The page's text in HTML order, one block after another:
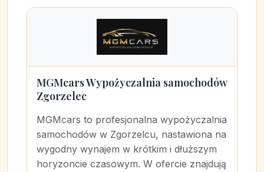
MGMcars Wypożyczalnia samochodów
Zgorzelec
MGMcars to profesjonalna wypożyczalnia
samochodów w Zgorzelcu, nastawiona na
wygodny wynajem w krótkim i dłuższym
horyzoncie czasowym. W ofercie znajdują